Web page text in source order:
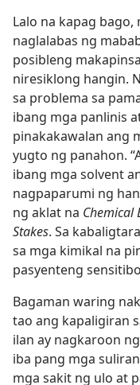
Lalo na kapag
naglalabas ng
posibleng
niresiklong hangin.
sa problema sa
ibang mga panlinis
pinakakawalan ang
yugto ng panahon.
ibang mga solvent
nagpaparumi ng
ng aklat na Chemical
Stakes. Sa
sa mga kimikal na
pasyenteng
Bagaman waring
tao ang kapaligiran
ilan ay nagkaroon
iba pang mga
mga sakit ng ulo at